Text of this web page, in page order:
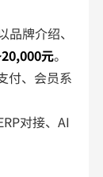
牌介绍、
元。
付、会员系
对接、AI